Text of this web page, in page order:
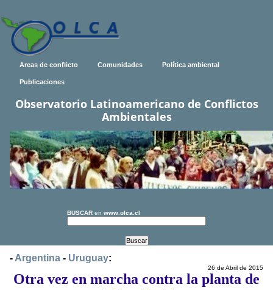
Areas de conflicto Comunidades Política ambiental
Publicaciones
Observatorio Latinoamericano de Conflictos
Ambientales
BUSCAR en www.olca.cl
- Argentina - Uruguay:
26 de Abril de 2015
Otra vez en marcha contra la planta de